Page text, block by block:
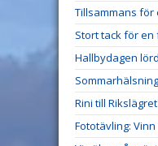
Tillsammans för
Stort tack för
Hallbydagen
Rini till
Fototävling: